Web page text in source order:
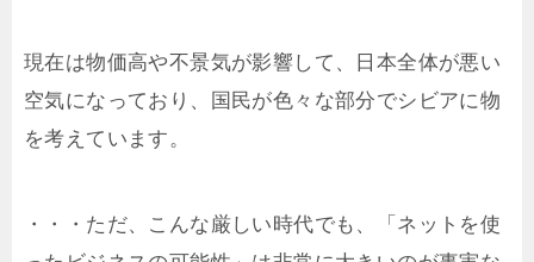
現在は物価高や不景気が影響して、日本全体が悪い
空気になっており、国民が色々な部分でシビアに物
を考えています。
・・・ただ、こんな厳しい時代でも、「ネットを使